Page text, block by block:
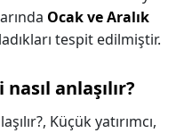
Ocak ve Aralık
tespit edilmiştir.
anlaşılır?
Küçük yatırımcı,